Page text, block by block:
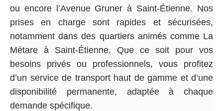
ou encore l’Avenue Gruner à Saint-Étienne. Nos
prises en charge sont rapides et sécurisées,
notamment dans des quartiers animés comme La
Métare à Saint-Étienne. Que ce soit pour vos
besoins privés ou professionnels, vous profitez
d’un service de transport haut de gamme et d’une
disponibilité permanente, adaptée à chaque
demande spécifique.